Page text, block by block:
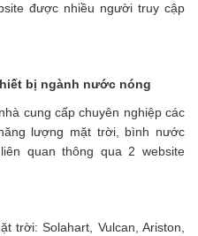
được nhiều người truy cập
bị ngành nước nóng
cung cấp chuyên nghiệp các
lượng mặt trời, bình nước
quan thông qua 2 website
trời: Solahart, Vulcan, Ariston,